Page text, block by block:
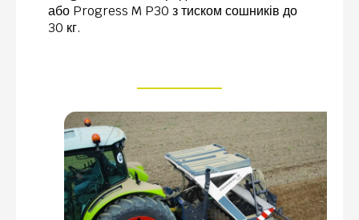
або Progress M P30 з тиском сошників до
30 кг.